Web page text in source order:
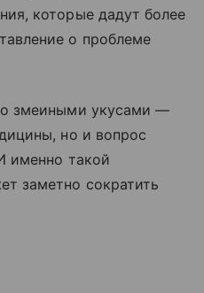
которые дадут более
о проблеме
змеиными укусами —
но и вопрос
именно такой
заметно сократить